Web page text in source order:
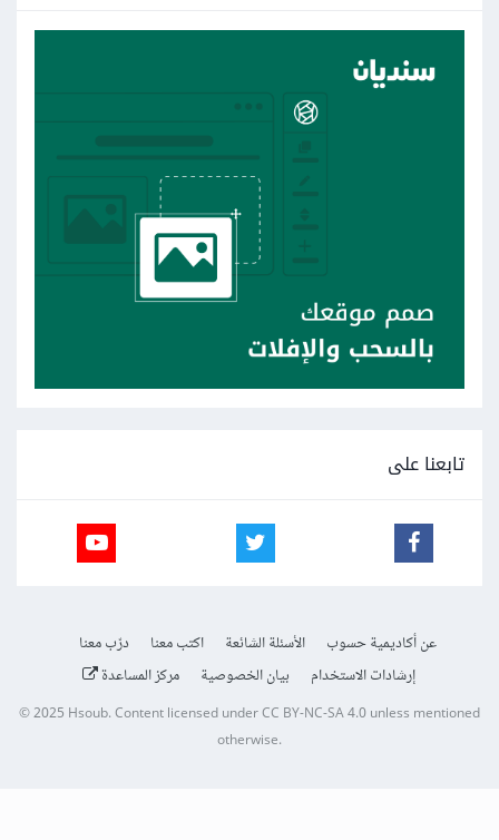
تابعنا على
عن أكاديمية حسوب الأسئلة الشائعة اكتب معنا
درّب معنا
إرشادات الاستخدام
بيان الخصوصية مركز المساعدة
© 2025 Hsoub.Content licensed underCC BY-NC-SA 4.0unless mentioned
otherwise.